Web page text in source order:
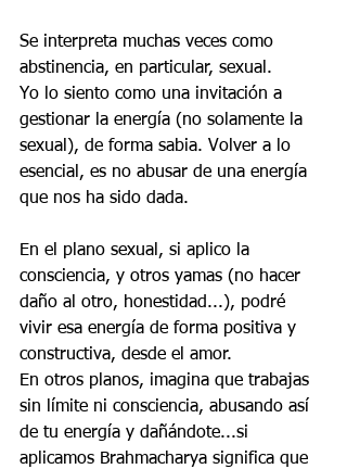
Se interpreta muchas veces como
abstinencia, en particular, sexual.
Yo lo siento como una invitación a
gestionar la energía (no solamente la
sexual), de forma sabia. Volver a lo
esencial, es no abusar de una energía
que nos ha sido dada.
En el plano sexual, si aplico la
consciencia, y otros yamas (no hacer
daño al otro, honestidad...), podré
vivir esa energía de forma positiva y
constructiva, desde el amor.
En otros planos, imagina que trabajas
sin límite ni consciencia, abusando así
de tu energía y dañándote...si
aplicamos Brahmacharya significa que